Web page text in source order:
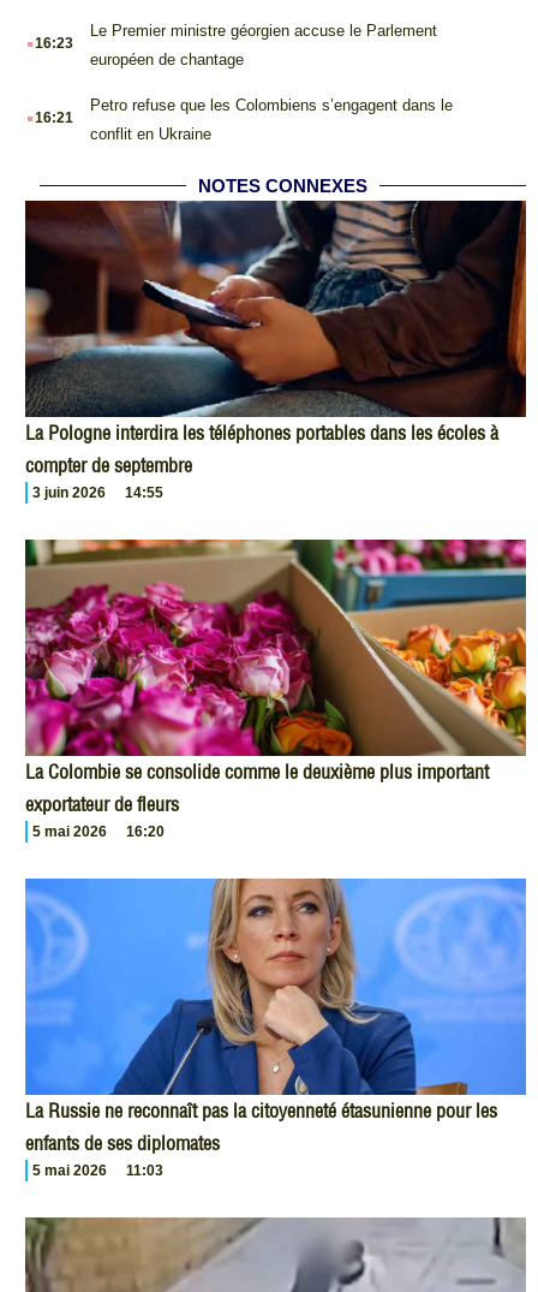
.16:23
Le Premier ministre géorgien accuse le Parlement
européen de chantage
.16:21
Petro refuse que les Colombiens s’engagent dans le
conflit en Ukraine
NOTES CONNEXES
La Pologne interdira les téléphones portables dans les écoles à
compter de septembre
3 juin 2026 14:55
La Colombie se consolide comme le deuxième plus important
exportateur de fleurs
5 mai 2026 16:20
La Russie ne reconnaît pas la citoyenneté étasunienne pour les
enfants de ses diplomates
5 mai 2026 11:03